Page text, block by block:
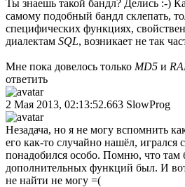
Ты знаешь такой бандл? Делись :-)
самому подобный бандл склепать,
специфических функциях,
диалектам SQL, возникает не так
Мне пока довелось только MD5 и
ответить
2 Мая 2013, 02:13:52.663 SlowProg
Незадача, но я не могу вспомнить
его как-то случайно нашёл,
понадобился особо. Помню, что там
дополнительных функций был. И
не найти не могу =(